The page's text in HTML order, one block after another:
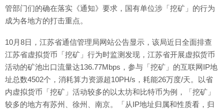
管部门们的确在落实《通知》要求，国有单位涉「挖矿」的行为
成为各地方的打击重点。
10月8日，江苏省通信管理局网站公告显示，该局近日全面排查
江苏省虚拟货币「挖矿」行为时监测发现，江苏省开展虚拟货币
活动的矿池出口流量达136.77Mbps，参与「挖矿」的互联网IP地
址总数4502个，消耗算力资源超10PH/s，耗能26万度/天。以省
内虚拟货币「挖矿」活动较多的以太坊和比特币为例，「挖矿」
较多的地方有苏州、徐州、南京。「从IP地址归属和性质看，归